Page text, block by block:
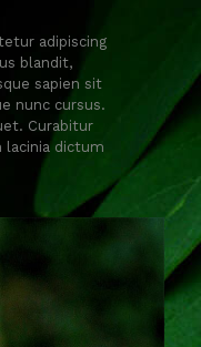
adipiscing
blandit,
sapien sit
nunc cursus.
Curabitur
dictum